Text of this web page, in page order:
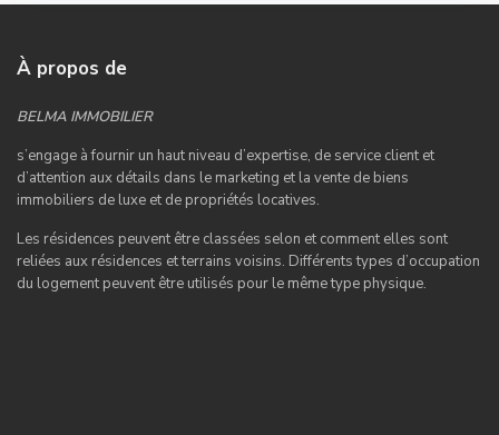
À propos de
BELMA IMMOBILIER
s’engage à fournir un haut niveau d’expertise, de service client et
d’attention aux détails dans le marketing et la vente de biens
immobiliers de luxe et de propriétés locatives.
Les résidences peuvent être classées selon et comment elles sont
reliées aux résidences et terrains voisins. Différents types d’occupation
du logement peuvent être utilisés pour le même type physique.